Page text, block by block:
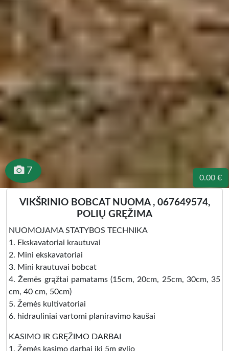
0.00 €
7
VIKŠRINIO BOBCAT NUOMA , 067649574,
POLIŲ GRĘŽIMA
NUOMOJAMA STATYBOS TECHNIKA
1. Ekskavatoriai krautuvai
2. Mini ekskavatoriai
3. Mini krautuvai bobcat
4. Žemės grąžtai pamatams (15cm, 20cm, 25cm, 30cm, 35
cm, 40 cm, 50cm)
5. Žemės kultivatoriai
6. hidrauliniai vartomi planiravimo kaušai
KASIMO IR GRĘŽIMO DARBAI
1. Žemės kasimo darbai iki 5m gylio